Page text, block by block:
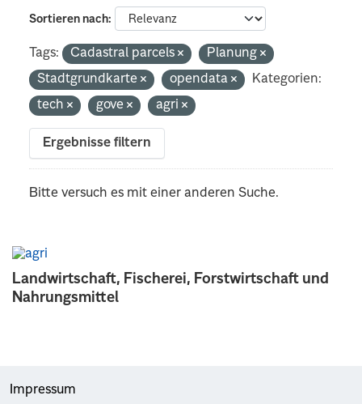
Landwirtschaft, Fischerei, Forstwirtschaft und
Nahrungsmittel
Sortieren nach
Tags: Cadastral parcels
Planung
Stadtgrundkarte
opendata
Kategorien:
tech
gove agri
Ergebnisse filtern
Bitte versuch es mit einer anderen Suche.
Impressum